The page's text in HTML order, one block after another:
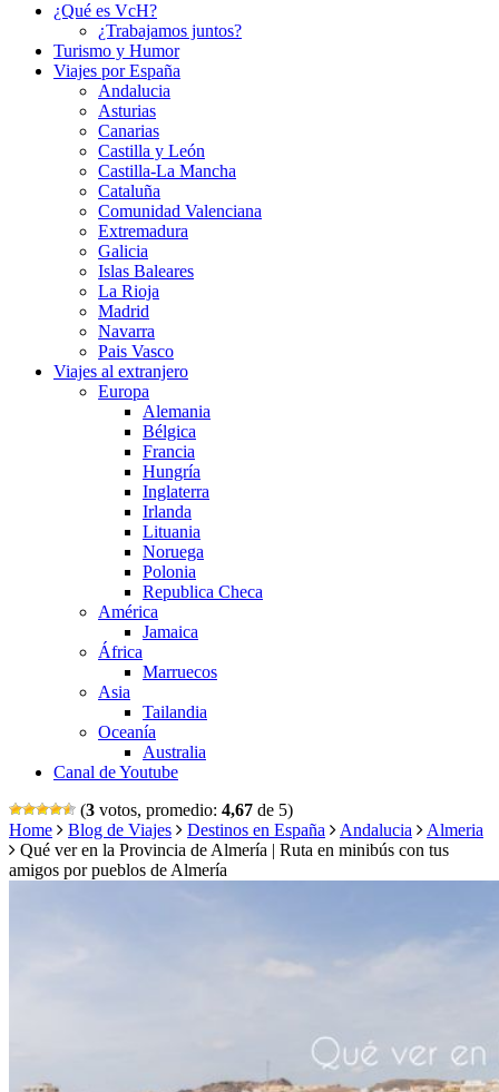
¿Qué es VcH?
¿Trabajamos juntos?
Turismo y Humor
Viajes por España
Andalucia
Asturias
Canarias
Castilla y León
Castilla-La Mancha
Cataluña
Comunidad Valenciana
Extremadura
Galicia
Islas Baleares
La Rioja
Madrid
Navarra
Pais Vasco
Viajes al extranjero
Europa
Alemania
Bélgica
Francia
Hungría
Inglaterra
Irlanda
Lituania
Noruega
Polonia
Republica Checa
América
Jamaica
África
Marruecos
Asia
Tailandia
Oceanía
Australia
Canal de Youtube
(3 votos, promedio: 4,67 de 5)
Home
Blog de Viajes Destinos en España Andalucia
Almeria
Qué ver en la Provincia de Almería | Ruta en minibús con tus
amigos por pueblos de Almería